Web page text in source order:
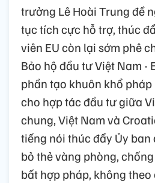
trưởng Lê Hoài Trung đề
tục tích cực hỗ trợ, thúc
viên EU còn lại sớm phê
Bảo hộ đầu tư Việt Nam -
phần tạo khuôn khổ
cho hợp tác đầu tư giữa
chung, Việt Nam và
tiếng nói thúc đẩy Ủy ban
bỏ thẻ vàng phòng,
bất hợp pháp, không